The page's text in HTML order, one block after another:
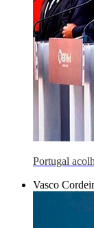
Portugal
Vasco